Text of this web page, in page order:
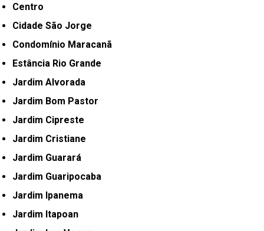
Centro
Cidade São Jorge
Condomínio Maracanã
Estância Rio Grande
Jardim Alvorada
Jardim Bom Pastor
Jardim Cipreste
Jardim Cristiane
Jardim Guarará
Jardim Guaripocaba
Jardim Ipanema
Jardim Itapoan